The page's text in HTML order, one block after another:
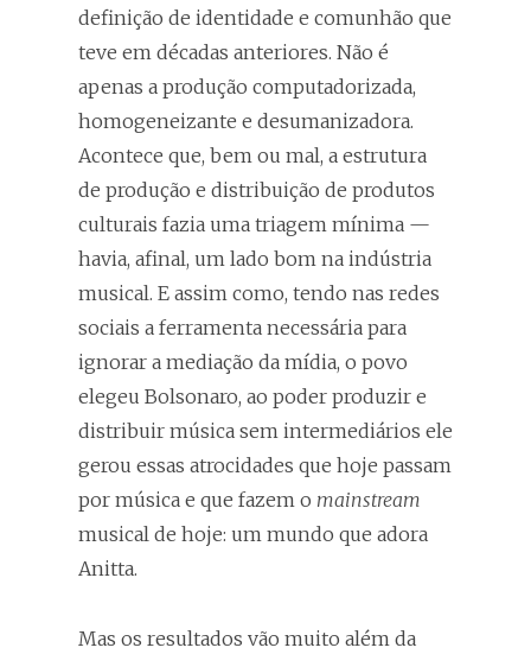
definição de identidade e comunhão que
teve em décadas anteriores. Não é
apenas a produção computadorizada,
homogeneizante e desumanizadora.
Acontece que, bem ou mal, a estrutura
de produção e distribuição de produtos
culturais fazia uma triagem mínima —
havia, afinal, um lado bom na indústria
musical. E assim como, tendo nas redes
sociais a ferramenta necessária para
ignorar a mediação da mídia, o povo
elegeu Bolsonaro, ao poder produzir e
distribuir música sem intermediários ele
gerou essas atrocidades que hoje passam
por música e que fazem o mainstream
musical de hoje: um mundo que adora
Anitta.
Mas os resultados vão muito além da